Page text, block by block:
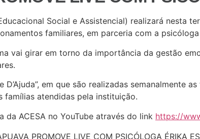
Social e Assistencial) realizará nesta
familiares, em parceria com a
vai girar em torno da importância da gestão
em que são realizadas semanalmente
atendidas pela instituição.
da ACESA no YouTube através do link https://